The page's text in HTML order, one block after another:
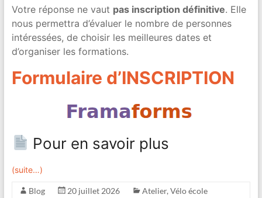
Votre réponse ne vaut pas inscription définitive. Elle
nous permettra d’évaluer le nombre de personnes
intéressées, de choisir les meilleures dates et
d’organiser les formations.
Formulaire d’INSCRIPTION
Pour en savoir plus
(suite…)
Blog 20 juillet 2026 Atelier, Vélo école